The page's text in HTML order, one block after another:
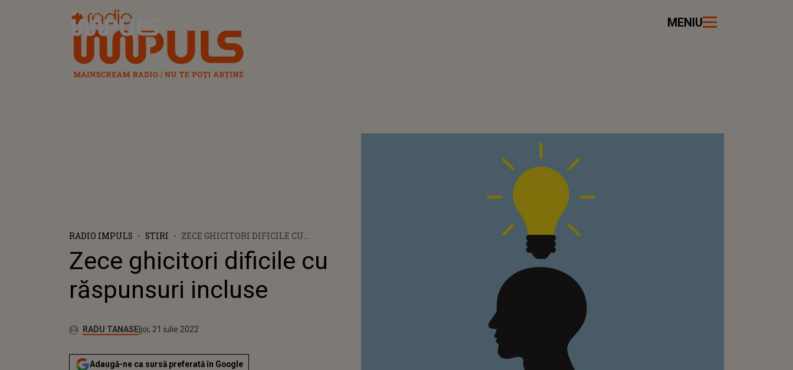
Radio Impuls MENIU
RADIO IMPULS STIRI
ZECE GHICITORI DIFICILE CU
Zece ghicitori dificile cu
răspunsuri incluse
Autor:RADU TANASEPublicat:
miercuri, 31 martie 2021
Actualizat:
joi, 21 iulie 2022
Adaugă-ne ca sursă preferată în Google